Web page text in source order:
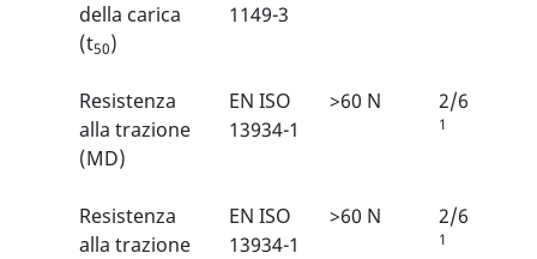
della carica
(t50)
1149-3
Resistenza
alla trazione
(MD)
EN ISO
13934-1
>60 N 2/6
1
Resistenza
alla trazione
EN ISO
13934-1
>60 N 2/6
1